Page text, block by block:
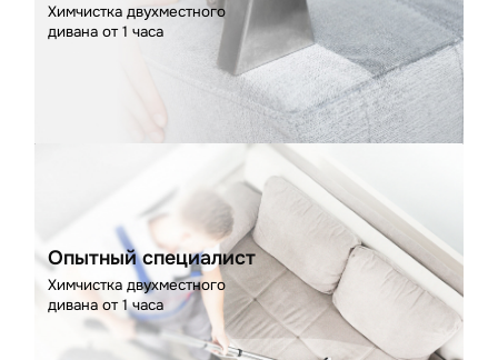
Химчистка двухместного
дивана от 1 часа
Опытный специалист
Химчистка двухместного
дивана от 1 часа